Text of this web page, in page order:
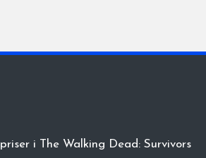
i The Walking Dead: Survivors